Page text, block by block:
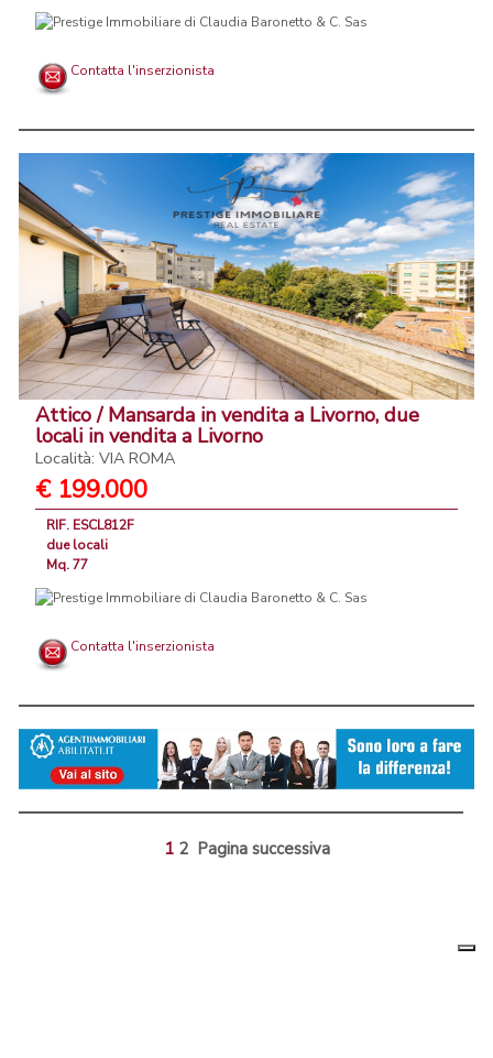
Contatta l'inserzionista
Attico / Mansarda in vendita a Livorno, due
locali in vendita a Livorno
Località: VIA ROMA
€ 199.000
RIF. ESCL812F
due locali
Mq. 77
Contatta l'inserzionista
1 2 Pagina successiva